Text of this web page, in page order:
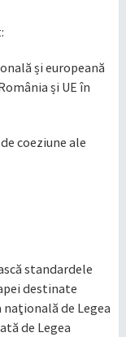
și europeană
și UE în
coeziune ale
standardele
destinate
de Legea
de Legea